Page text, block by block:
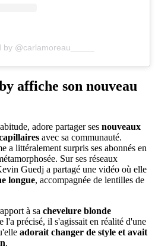
by @carlamoreau_____
affiche son nouveau
adore partager ses nouveaux
avec sa communauté.
a littéralement surpris ses abonnés en
Sur ses réseaux
Guedj a partagé une vidéo où elle
longue, accompagnée de lentilles de
à sa chevelure blonde
l'a précisé, il s'agissait en réalité d'une
adorait changer de style et avait
.